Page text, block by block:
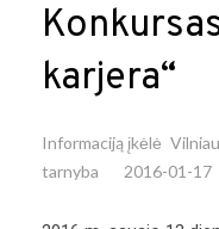
karjera“
Informaciją įkėlė
tarnyba
2016-01-17